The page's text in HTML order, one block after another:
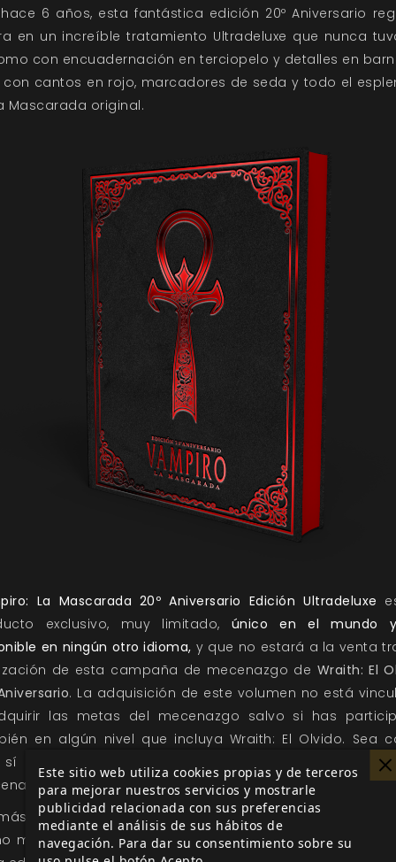
6 años, esta fantástica edición 20º Aniversario
en un increíble tratamiento Ultradeluxe que nunca
con encuadernación en terciopelo y detalles en
con cantos en rojo, marcadores de seda y todo el
Mascarada original.
La Mascarada 20º Aniversario Edición Ultradeluxe
exclusivo, muy limitado, único en el mundo
en ningún otro idioma, y que no estará a la venta
de esta campaña de mecenazgo de Wraith: El
. La adquisición de este volumen no está
las metas del mecenazgo salvo si has
en algún nivel que incluya Wraith: El Olvido. Sea
sí ayudará a que se desbloqueen nuevas metas
que han participad niveles con el manual de Wraith.
al adquirir esta edición Ultradeluxe aparecerá tu
mecenas "Edición Golconda" en las nuevas
Este sitio web utiliza cookies propias y de terceros
para mejorar nuestros servicios y mostrarle
publicidad relacionada con sus preferencias
mediante el análisis de sus hábitos de
navegación. Para dar su consentimiento sobre su